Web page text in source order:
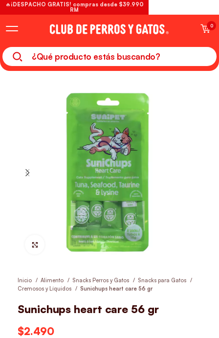
0
Hacer Zoom
Inicio Alimento Snacks Perros y Gatos
Snacks para Gatos
Cremosos y Líquidos
Sunichups heart care 56 gr
Sunichups heart care 56 gr
$2.490
🔥¡DESPACHO GRATIS! compras desde $39.990
RM